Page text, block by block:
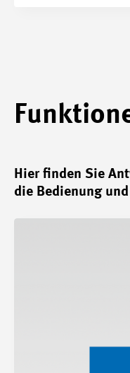
Hier finden Sie
die Bedienung